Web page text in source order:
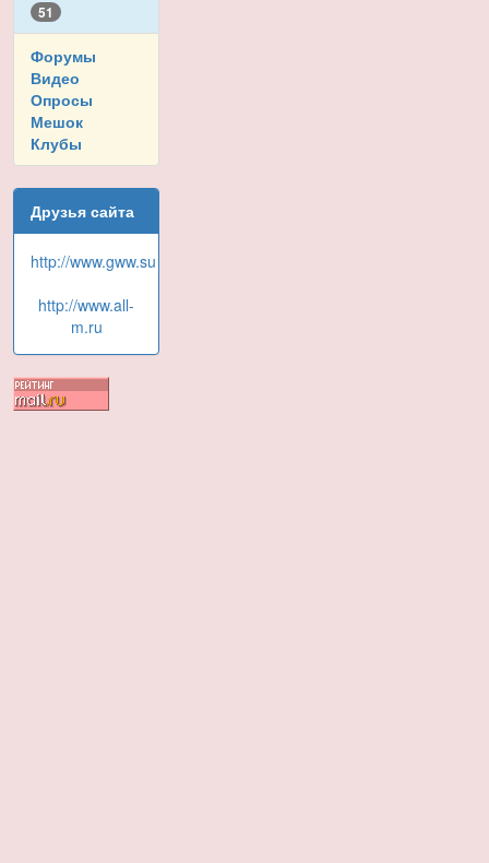
51
Форумы
Видео
Опросы
Мешок
Клубы
Друзья сайта
http://www.gww.su
http://www.all-
m.ru